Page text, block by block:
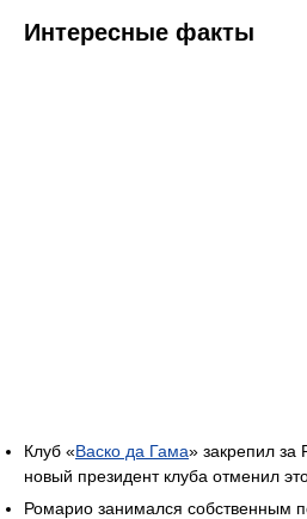
Интересные факты
Клуб «Васко да Гама» закрепил
новый президент клуба отменил
Ромарио занимался собственным